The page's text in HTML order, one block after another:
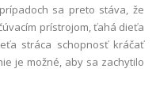
sa preto stáva, že
prístrojom, ťahá dieťa
stráca schopnosť kráčať
je možné, aby sa zachytilo